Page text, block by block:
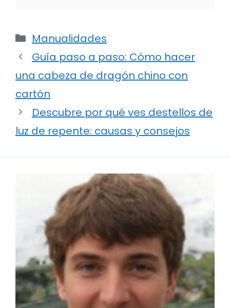
Categorías
Manualidades
Guía paso a paso: Cómo hacer
una cabeza de dragón chino con
cartón
Descubre por qué ves destellos de
luz de repente: causas y consejos